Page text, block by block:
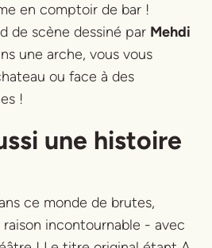
en comptoir de bar !
de scène dessiné par Mehdi
une arche, vous vous
ou face à des
!
une histoire
ce monde de brutes,
raison incontournable - avec